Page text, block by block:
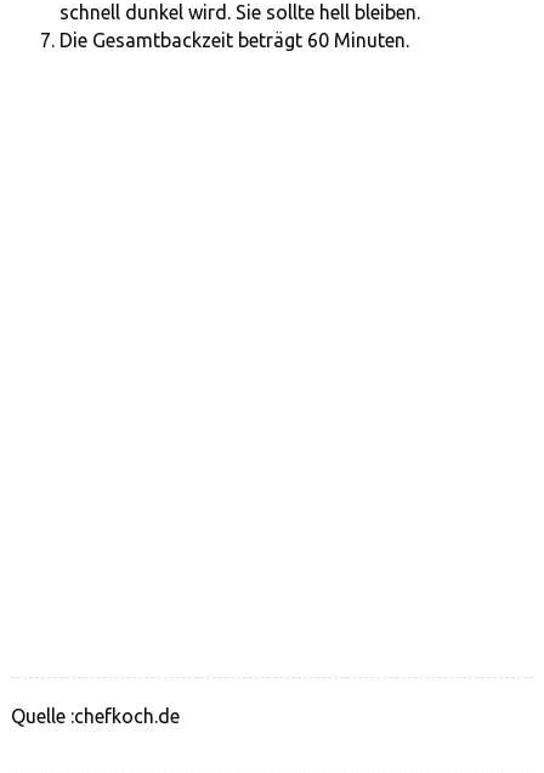
schnell dunkel wird. Sie sollte hell bleiben.
Die Gesamtbackzeit beträgt 60 Minuten.
Quelle :chefkoch.de